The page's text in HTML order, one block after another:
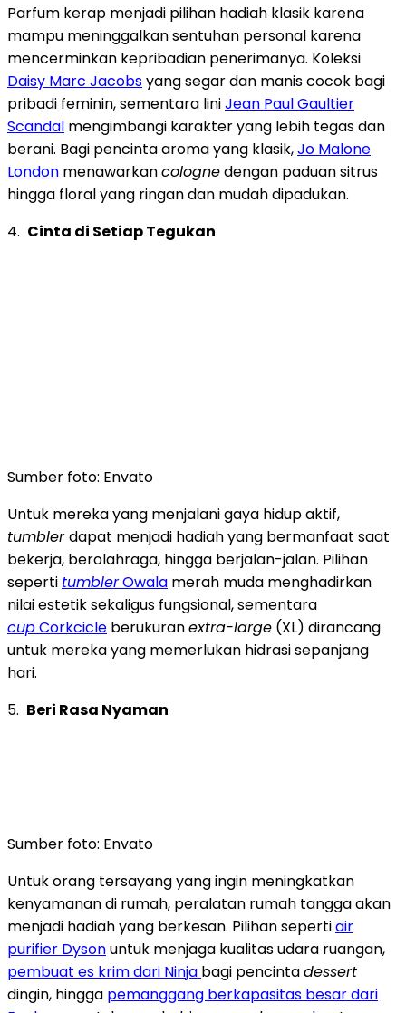
Parfum kerap menjadi pilihan hadiah klasik karena
mampu meninggalkan sentuhan personal karena
mencerminkan kepribadian penerimanya. Koleksi
Daisy Marc Jacobsyang segar dan manis cocok bagi
pribadi feminin, sementara liniJean Paul Gaultier
Scandal mengimbangi karakter yang lebih tegas dan
berani. Bagi pencinta aroma yang klasik,Jo Malone
London menawarkancolognedengan paduan sitrus
hingga floral yang ringan dan mudah dipadukan.
4. Cinta di Setiap Tegukan
Sumber foto: Envato
Untuk mereka yang menjalani gaya hidup aktif,
tumblerdapat menjadi hadiah yang bermanfaat saat
bekerja, berolahraga, hingga berjalan-jalan. Pilihan
seperti tumblerOwala merah muda menghadirkan
nilai estetik sekaligus fungsional, sementara
cupCorkcicle berukuranextra-large (XL) dirancang
untuk mereka yang memerlukan hidrasi sepanjang
hari.
5. Beri Rasa Nyaman
Sumber foto: Envato
Untuk orang tersayang yang ingin meningkatkan
kenyamanan di rumah, peralatan rumah tangga akan
menjadi hadiah yang berkesan. Pilihan sepertiair
purifier Dysonuntuk menjaga kualitas udara ruangan,
pembuat es krim dari Ninja bagi pencintadessert
dingin, hingga pemanggang berkapasitas besar dari